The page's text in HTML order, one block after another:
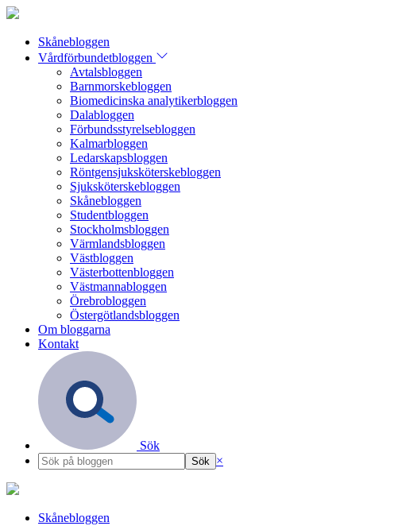
Skånebloggen
Vårdförbundetbloggen
Avtalsbloggen
Barnmorskebloggen
Biomedicinska analytikerbloggen
Dalabloggen
Förbundsstyrelsebloggen
Kalmarbloggen
Ledarskapsbloggen
Röntgensjuksköterskebloggen
Sjuksköterskebloggen
Skånebloggen
Studentbloggen
Stockholmsbloggen
Värmlandsbloggen
Västbloggen
Västerbottenbloggen
Västmannabloggen
Örebrobloggen
Östergötlandsbloggen
Om bloggarna
Kontakt
Sök
×
Skånebloggen